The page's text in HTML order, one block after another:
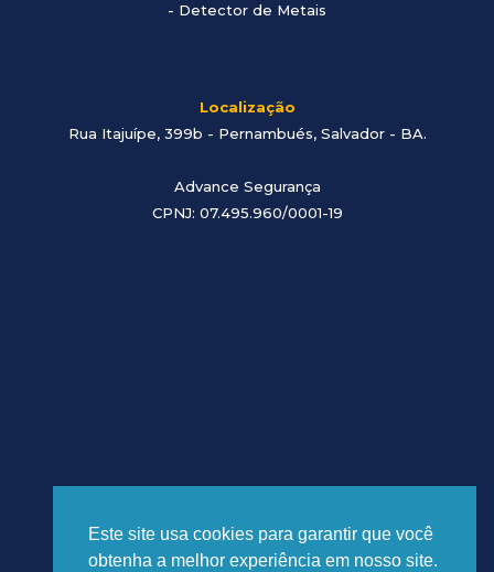
- Detector de Metais
Localização
Rua Itajuípe, 399b - Pernambués, Salvador - BA.
Advance Segurança
CPNJ: 07.495.960/0001-19
Este site usa cookies para garantir que você
obtenha a melhor experiência em nosso site.